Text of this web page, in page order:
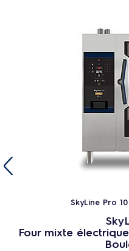
SkyLine Pro
Four mixte